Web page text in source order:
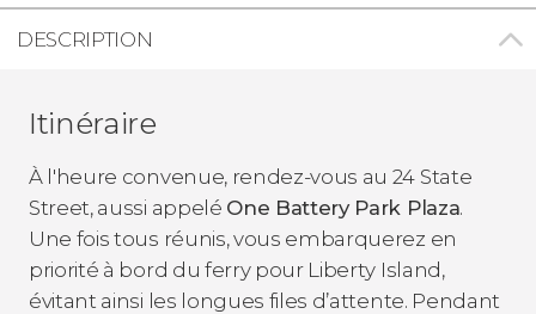
DESCRIPTION
Itinéraire
À l'heure convenue, rendez-vous au 24 State
Street, aussi appelé One Battery Park Plaza.
Une fois tous réunis, vous embarquerez en
priorité à bord du ferry pour Liberty Island,
évitant ainsi les longues files d’attente. Pendant